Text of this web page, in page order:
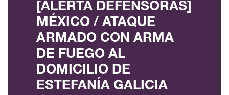
[ALERTA DEFENSORAS]
MÉXICO / ATAQUE
ARMADO CON ARMA
DE FUEGO AL
DOMICILIO DE
ESTEFANÍA GALICIA